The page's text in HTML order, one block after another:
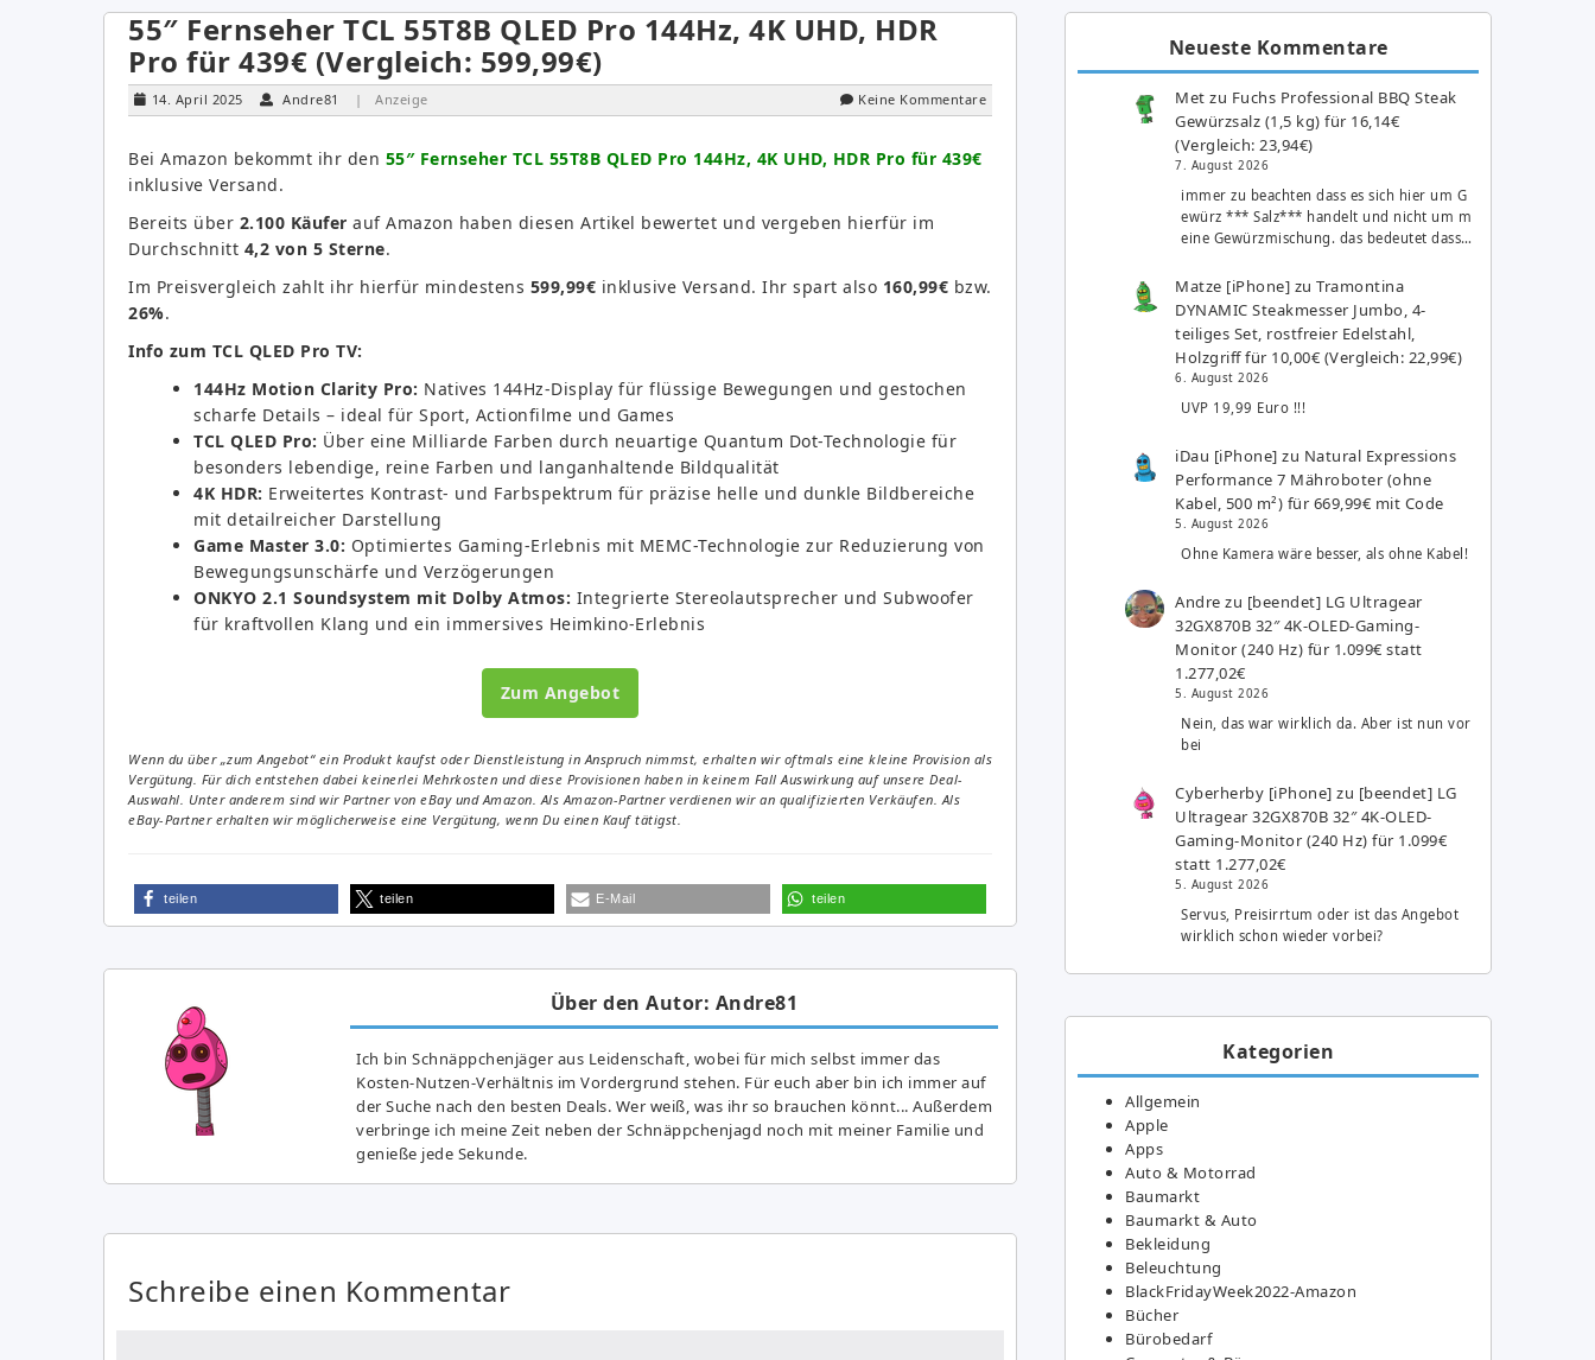
55″ Fernseher TCL 55T8B QLED Pro 144Hz, 4K UHD, HDR
Pro für 439€ (Vergleich: 599,99€)
14. April 2025 Andre81 | Anzeige Keine Kommentare
Bei Amazon bekommt ihr den 55″ Fernseher TCL 55T8B QLED Pro 144Hz, 4K UHD, HDR Pro für 439€
inklusive Versand.
Bereits über 2.100 Käufer auf Amazon haben diesen Artikel bewertet und vergeben hierfür im
Durchschnitt 4,2 von 5 Sterne.
Im Preisvergleich zahlt ihr hierfür mindestens 599,99€ inklusive Versand. Ihr spart also 160,99€ bzw.
26%.
Info zum TCL QLED Pro TV:
144Hz Motion Clarity Pro: Natives 144Hz-Display für flüssige Bewegungen und gestochen
scharfe Details – ideal für Sport, Actionfilme und Games
TCL QLED Pro: Über eine Milliarde Farben durch neuartige Quantum Dot-Technologie für
besonders lebendige, reine Farben und langanhaltende Bildqualität
4K HDR: Erweitertes Kontrast- und Farbspektrum für präzise helle und dunkle Bildbereiche
mit detailreicher Darstellung
Game Master 3.0: Optimiertes Gaming-Erlebnis mit MEMC-Technologie zur Reduzierung von
Bewegungsunschärfe und Verzögerungen
ONKYO 2.1 Soundsystem mit Dolby Atmos: Integrierte Stereolautsprecher und Subwoofer
für kraftvollen Klang und ein immersives Heimkino-Erlebnis
Zum Angebot
Wenn du über „zum Angebot“ ein Produkt kaufst oder Dienstleistung in Anspruch nimmst, erhalten wir oftmals eine kleine Provision als
Vergütung. Für dich entstehen dabei keinerlei Mehrkosten und diese Provisionen haben in keinem Fall Auswirkung auf unsere Deal-
Auswahl. Unter anderem sind wir Partner von eBay und Amazon. Als Amazon-Partner verdienen wir an qualifizierten Verkäufen. Als
eBay-Partner erhalten wir möglicherweise eine Vergütung, wenn Du einen Kauf tätigst.
teilen teilen E-Mail teilen
Über den Autor: Andre81
Ich bin Schnäppchenjäger aus Leidenschaft, wobei für mich selbst immer das
Kosten-Nutzen-Verhältnis im Vordergrund stehen. Für euch aber bin ich immer auf
der Suche nach den besten Deals. Wer weiß, was ihr so brauchen könnt... Außerdem
verbringe ich meine Zeit neben der Schnäppchenjagd noch mit meiner Familie und
genieße jede Sekunde.
Schreibe einen Kommentar
Neueste Kommentare
Met zu Fuchs Professional BBQ Steak
Gewürzsalz (1,5 kg) für 16,14€
(Vergleich: 23,94€)
7. August 2026
immer zu beachten dass es sich hier um G
ewürz *** Salz*** handelt und nicht um m
eine Gewürzmischung. das bedeutet dass…
Matze [iPhone] zuTramontina
DYNAMIC Steakmesser Jumbo, 4-
teiliges Set, rostfreier Edelstahl,
Holzgriff für 10,00€ (Vergleich: 22,99€)
6. August 2026
UVP 19,99 Euro !!!
iDau [iPhone] zu Natural Expressions
Performance 7 Mähroboter (ohne
Kabel, 500 m²) für 669,99€ mit Code
5. August 2026
Ohne Kamera wäre besser, als ohne Kabel!
Andre zu [beendet] LG Ultragear
32GX870B 32″ 4K-OLED-Gaming-
Monitor (240 Hz) für 1.099€ statt
1.277,02€
5. August 2026
Nein, das war wirklich da. Aber ist nun vor
bei
Cyberherby [iPhone] zu [beendet] LG
Ultragear 32GX870B 32″ 4K-OLED-
Gaming-Monitor (240 Hz) für 1.099€
statt 1.277,02€
5. August 2026
Servus, Preisirrtum oder ist das Angebot
wirklich schon wieder vorbei?
Kategorien
Allgemein
Apple
Apps
Auto & Motorrad
Baumarkt
Baumarkt & Auto
Bekleidung
Beleuchtung
BlackFridayWeek2022-Amazon
Bücher
Bürobedarf